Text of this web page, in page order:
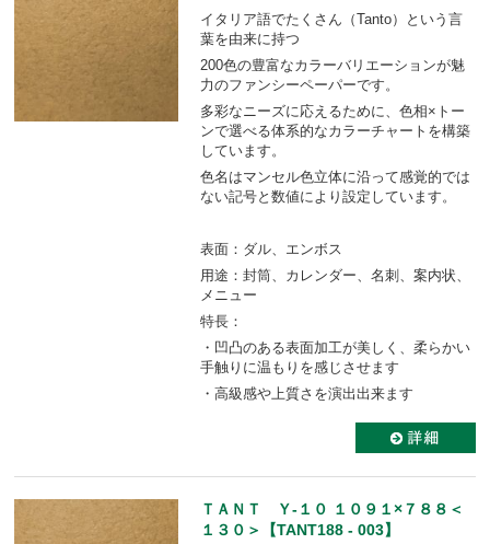
イタリア語でたくさん（Tanto）という言
葉を由来に持つ
200色の豊富なカラーバリエーションが魅
力のファンシーペーパーです。
多彩なニーズに応えるために、色相×トー
ンで選べる体系的なカラーチャートを構築
しています。
色名はマンセル色立体に沿って感覚的では
ない記号と数値により設定しています。
表面：ダル、エンボス
用途：封筒、カレンダー、名刺、案内状、
メニュー
特長：
・凹凸のある表面加工が美しく、柔らかい
手触りに温もりを感じさせます
・高級感や上質さを演出出来ます
ＴＡＮＴ Ｙ-１０ １０９１×７８８＜
１３０＞【TANT188 - 003】